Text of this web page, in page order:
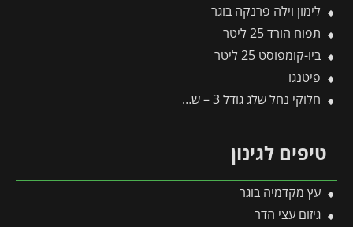
לימון וילה פרנקה בוגר
תפוח הורד 25 ליטר
ביו-קומפוסט 25 ליטר
פיטנגו
חלוקי נחל שלג גודל 3 – שק 20 ק״ג
טיפים לגינון
עץ מקדמיה בוגר
גיזום עצי הדר